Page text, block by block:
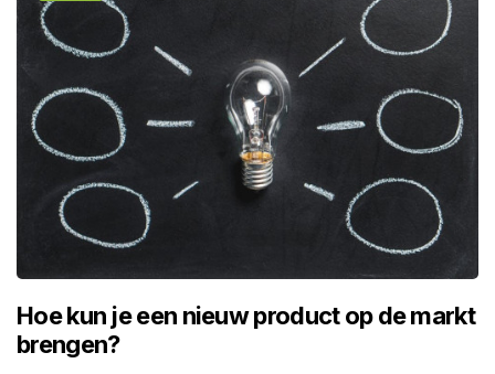
Hoe kun je een nieuw product op de markt
brengen?